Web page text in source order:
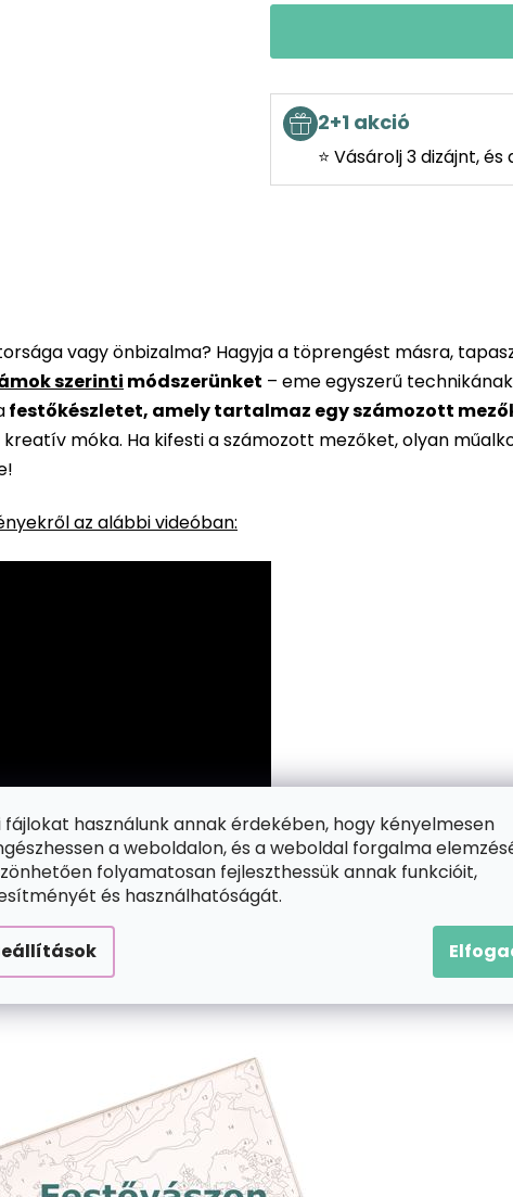
fájlokat használunk annak érdekében, hogy kényelmesen
a weboldalon, és a weboldal forgalma
folyamatosan fejleszthessük annak funkcióit,
és használhatóságát.
2+1 akció
⭐ Vásárolj 3 dizájnt,
vagy önbizalma? Hagyja a töprengést másra,
szerinti módszerünket – eme egyszerű
festőkészletet, amely tartalmaz egy számozott
kreatív móka. Ha kifesti a számozott mezőket, olyan
az alábbi videóban: